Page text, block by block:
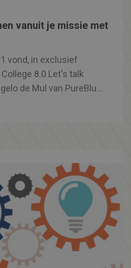
vanuit je missie met
vond, in exclusief
8.0 Let's talk
de Mul van PureBlue
onze kennis een
concepten,
innovatieve
om impact te maken."
purpose. Benieuwd
dit gave bedrijf? Of wil
vanuit je